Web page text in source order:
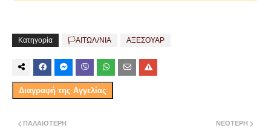
Κατηγορία 🏳️ΑΙΤΩΛ/ΝΙΑ ΑΞΕΣΟΥΑΡ
Διαγραφή της Αγγελίας
ΝΕΌΤΕΡΗ
ΠΑΛΑΙΌΤΕΡΗ